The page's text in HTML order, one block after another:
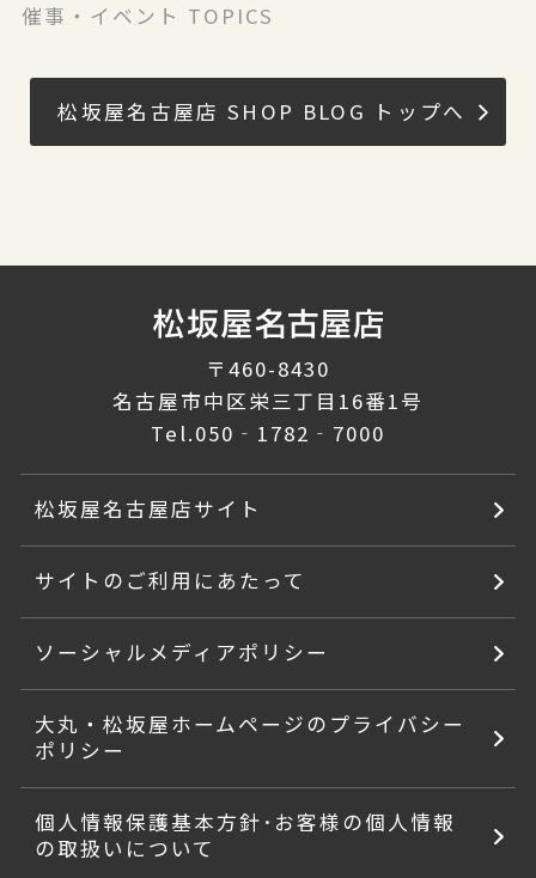
催事・イベント TOPICS
松坂屋名古屋店 SHOP BLOG トップへ
〒460-8430
名古屋市中区栄三丁目16番1号
Tel.050‐1782‐7000
松坂屋名古屋店サイト
サイトのご利用にあたって
ソーシャルメディアポリシー
大丸・松坂屋ホームページのプライバシー
ポリシー
個人情報保護基本方針･お客様の個人情報
の取扱いについて